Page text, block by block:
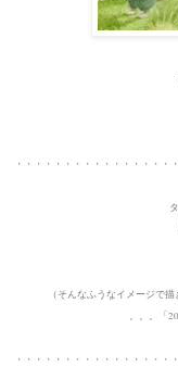
・・・・・・・・・・・・・・・・
（そんなふうなイメージで描
。。。「
・・・・・・・・・・・・・・・・